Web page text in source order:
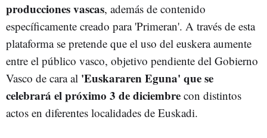
producciones vascas, además de contenido
específicamente creado para 'Primeran'. A través de esta
plataforma se pretende que el uso del euskera aumente
entre el público vasco, objetivo pendiente del Gobierno
Vasco de cara al 'Euskararen Eguna' que se
celebrará el próximo 3 de diciembre con distintos
actos en diferentes localidades de Euskadi.